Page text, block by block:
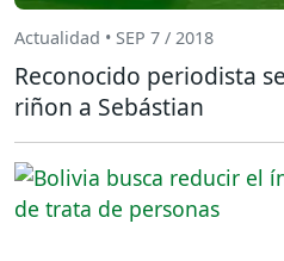
Actualidad • SEP 7 / 2018
Reconocido periodista
riñon a Sebástian